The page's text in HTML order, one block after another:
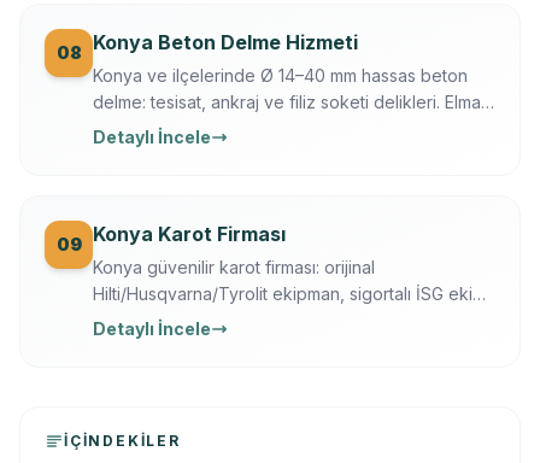
08 Konya Beton Delme Hizmeti
Konya ve ilçelerinde Ø 14–40 mm hassas beton
delme: tesisat, ankraj ve filiz soketi delikleri. Elmas
karot + darbeli teknik, Ferroscan ile donatı
Detaylı İncele
09 Konya Karot Firması
Konya güvenilir karot firması: orijinal
Hilti/Husqvarna/Tyrolit ekipman, sigortalı İSG ekip,
yazılı garanti, 7/24 ücretsiz keşif. Karot delme,
Detaylı İncele
İÇINDEKILER